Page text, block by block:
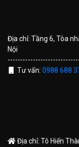
Địa chỉ: Tầng 6, Tòa
Nội
Tư vấn: 0988 688
Địa chỉ: Tô Hiến